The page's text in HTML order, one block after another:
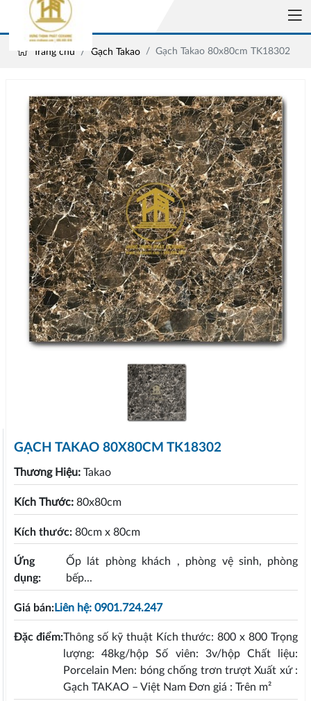
Trang chủ Gạch Takao Gạch Takao 80x80cm TK18302
GẠCH TAKAO 80X80CM TK18302
Thương Hiệu: Takao
Kích Thước: 80x80cm
Kích thước: 80cm x 80cm
Ứng
dụng:
Ốp lát phòng khách , phòng vệ sinh, phòng
bếp...
Giá bán:Liên hệ: 0901.724.247
Đặc điểm:Thông số kỹ thuật Kích thước: 800 x 800 Trọng
lượng: 48kg/hộp Số viên: 3v/hộp Chất liệu:
Porcelain Men: bóng chống trơn trượt Xuất xứ :
Gạch TAKAO – Việt Nam Đơn giá : Trên m²